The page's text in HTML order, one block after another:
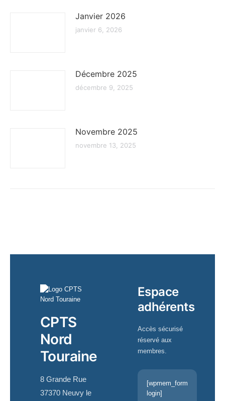
Janvier 2026
janvier 6, 2026
Décembre 2025
décembre 9, 2025
Novembre 2025
novembre 13, 2025
CPTS
Nord
Touraine
8 Grande Rue
37370 Neuvy le
Espace
adhérents
Accès sécurisé
réservé aux
membres.
[wpmem_form
login]